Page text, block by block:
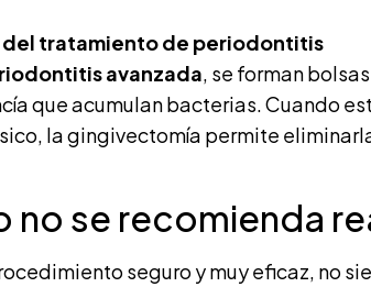
del tratamiento de periodontitis
avanzada , se forman
que acumulan bacterias. Cuando
la gingivectomía permite
no se recomienda
seguro y muy eficaz, no